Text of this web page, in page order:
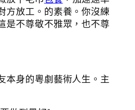
方放工。的素養。你沒練
是不尊敬不雅眾，也不尊
本身的粵劇藝術人生。主